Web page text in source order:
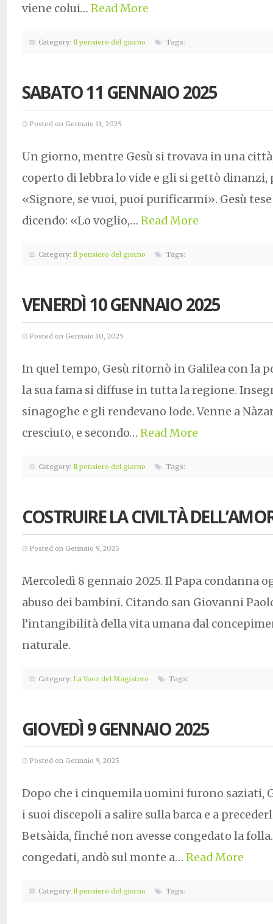
viene colui… Read More
Category: Il pensiero del giorno Tags:
SABATO 11 GENNAIO 2025
Posted on Gennaio 11, 2025
Un giorno, mentre Gesù si trovava in una
coperto di lebbra lo vide e gli si gettò dinanzi,
«Signore, se vuoi, puoi purificarmi». Gesù
dicendo: «Lo voglio,… Read More
Category: Il pensiero del giorno Tags:
VENERDÌ 10 GENNAIO 2025
Posted on Gennaio 10, 2025
In quel tempo, Gesù ritornò in Galilea con la
la sua fama si diffuse in tutta la regione.
sinagoghe e gli rendevano lode. Venne a
cresciuto, e secondo… Read More
Category: Il pensiero del giorno Tags:
COSTRUIRE LA CIVILTÀ
Posted on Gennaio 9, 2025
Mercoledì 8 gennaio 2025. Il Papa condanna
abuso dei bambini. Citando san Giovanni
l’intangibilità della vita umana dal
naturale.
Category: La Voce del Magistero Tags:
GIOVEDÌ 9 GENNAIO 2025
Posted on Gennaio 9, 2025
Dopo che i cinquemila uomini furono saziati,
i suoi discepoli a salire sulla barca e a
Betsàida, finché non avesse congedato la
congedati, andò sul monte a… Read More
Category: Il pensiero del giorno Tags: